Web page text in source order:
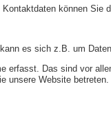
können Sie
es sich z.B. um
erfasst. Das sind vor
unsere Website betreten.